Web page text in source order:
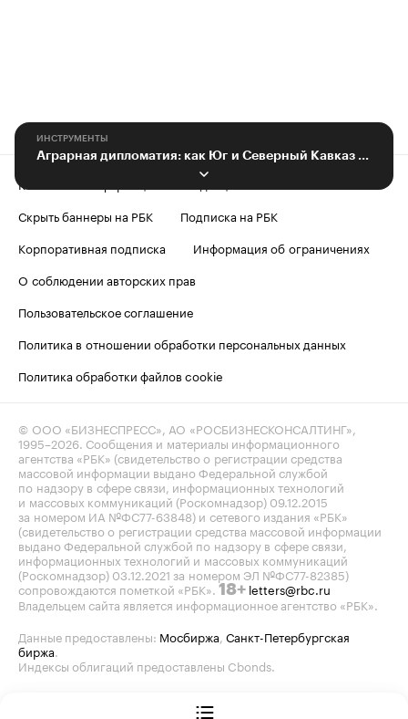
ИНСТРУМЕНТЫ
Аграрная дипломатия: как Юг и Северный Кавказ расширяют агроэкспорт
Контактная информация
Редакция
Скрыть баннеры на РБК
Подписка на РБК
Корпоративная подписка
Информация об ограничениях
О соблюдении авторских прав
Пользовательское соглашение
Политика в отношении обработки персональных данных
Политика обработки файлов cookie
© ООО «БИЗНЕСПРЕСС», АО «РОСБИЗНЕСКОНСАЛТИНГ»,
1995–2026 . Сообщения и материалы информационного
агентства «РБК» (свидетельство о регистрации средства
массовой информации выдано Федеральной службой
по надзору в сфере связи, информационных технологий
и массовых коммуникаций (Роскомнадзор) 09.12.2015
за номером ИА №ФС77-63848) и сетевого издания «РБК»
(свидетельство о регистрации средства массовой информации
выдано Федеральной службой по надзору в сфере связи,
информационных технологий и массовых коммуникаций
(Роскомнадзор) 03.12.2021 за номером ЭЛ №ФС77-82385)
сопровождаются пометкой «РБК». 18+ letters@rbc.ru
Владельцем сайта является информационное агентство «РБК».
Данные предоставлены: Мосбиржа Санкт-Петербургская
биржа
Индексы облигаций предоставлены Cbonds.